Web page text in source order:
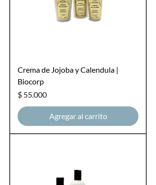
Crema de Jojoba y Calendula |
Biocorp
Precio
$ 55.000
Agregar al carrito